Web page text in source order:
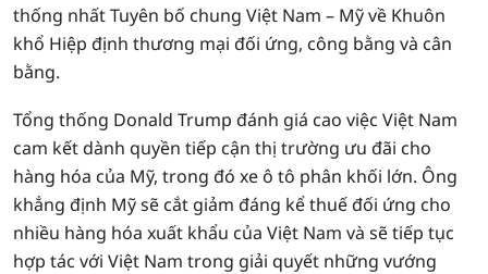
thống nhất Tuyên bố chung Việt Nam – Mỹ về Khuôn
khổ Hiệp định thương mại đối ứng, công bằng và cân
bằng.
Tổng thống Donald Trump đánh giá cao việc Việt Nam
cam kết dành quyền tiếp cận thị trường ưu đãi cho
hàng hóa của Mỹ, trong đó xe ô tô phân khối lớn. Ông
khẳng định Mỹ sẽ cắt giảm đáng kể thuế đối ứng cho
nhiều hàng hóa xuất khẩu của Việt Nam và sẽ tiếp tục
hợp tác với Việt Nam trong giải quyết những vướng